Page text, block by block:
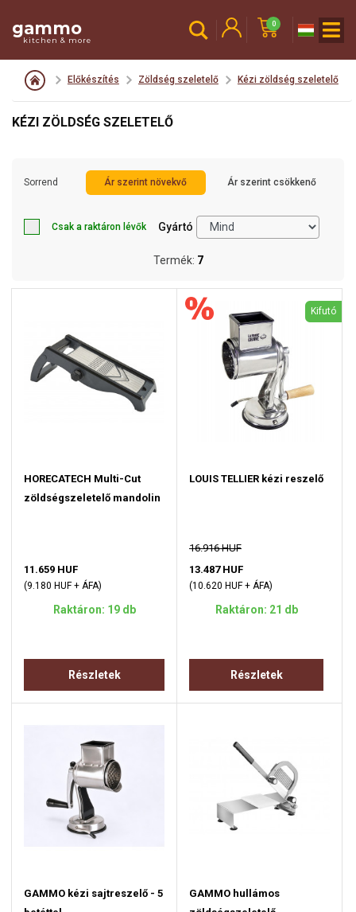
gammo
kitchen & more
0
Előkészítés Zöldség szeletelő Kézi zöldség szeletelő
KÉZI ZÖLDSÉG SZELETELŐ
Sorrend Ár szerint növekvő Ár szerint csökkenő
Csak a raktáron lévők Gyártó
Termék: 7
HORECATECH Multi-Cut
zöldségszeletelő mandolin
11.659 HUF
(9.180 HUF + ÁFA)
Raktáron: 19 db
Részletek
Kifutó
LOUIS TELLIER kézi reszelő
16.916 HUF
13.487 HUF
(10.620 HUF + ÁFA)
Raktáron: 21 db
Részletek
GAMMO kézi sajtreszelő - 5
GAMMO hullámos